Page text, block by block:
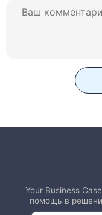
Your Business
помощь в